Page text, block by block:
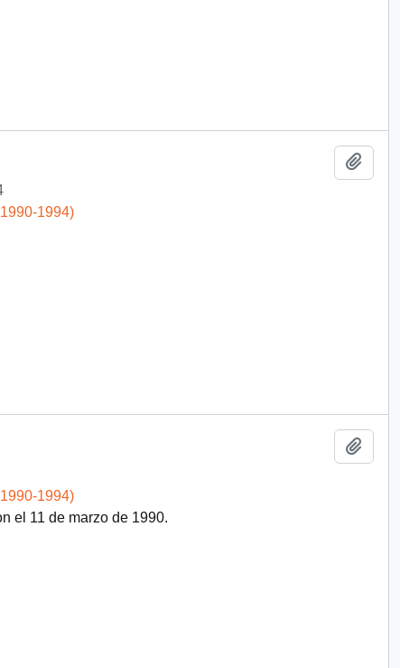
1994)
1994)
el 11 de marzo de 1990.